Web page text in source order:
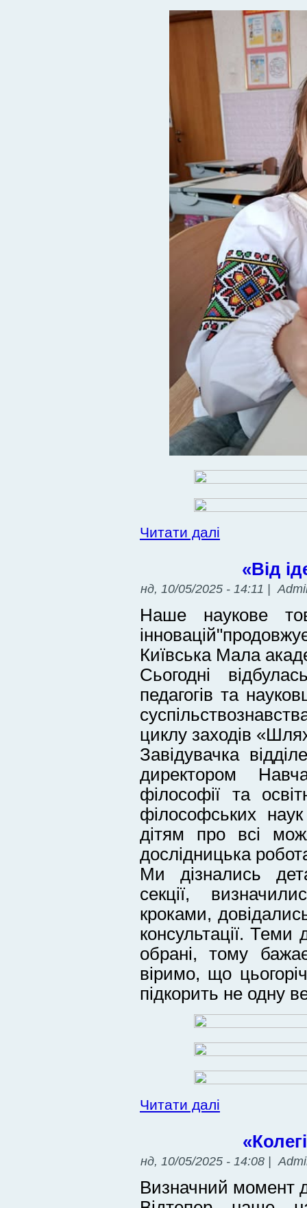
Читати далі
«Від
нд, 10/05/2025 - 14:11 |
Наше наукове
Київська Мала
Сьогодні
педагогів та
циклу заходів
Завідувачка
директором
філософії та
філософських
дітям про всі
дослідницька
Ми дізнались
секції,
кроками,
консультації. Теми
обрані, тому
віримо, що
підкорить не одну
Читати далі
нд, 10/05/2025 - 14:08 |
Визначний момент